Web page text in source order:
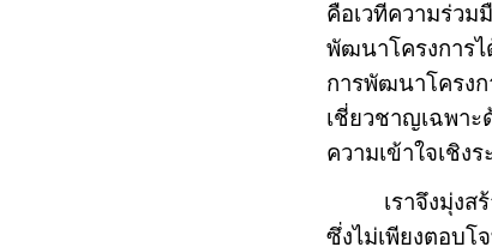
คือเวทีความร่ว
พัฒนาโครงการไ
การพัฒนาโครง
เชี่ยวชาญเฉพาะ
ความเข้าใจเชิง
เราจึงมุ่ง
ซึ่งไม่เพียงตอบโ